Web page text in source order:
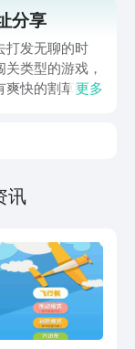
九游是手游福
不仅能够看到
续的消息、活
分享
打发无聊的时
类型的游戏，
爽快的割草闯关
门槛还是比较
的比较高。
更多
讯